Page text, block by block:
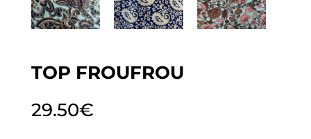
TOP FROUFROU
29.50€